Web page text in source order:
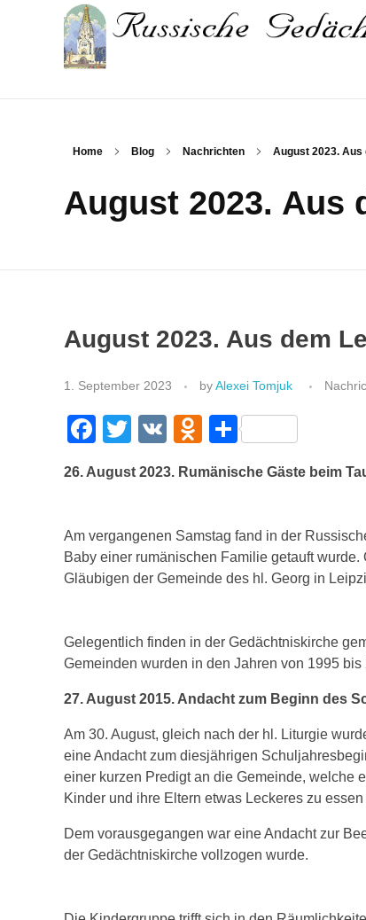
Home Blog Nachrichten August 2023. Aus
August 2023. Aus
August 2023. Aus dem
1. September 2023 byAlexei Tomjuk
F
c
b
o
T
tt
V
O
n
kl
a
ki
T
e
26. August 2023. Rumänische Gäste beim
Am vergangenen Samstag fand in der
Baby einer rumänischen Familie getauft
Gläubigen der Gemeinde des hl. Georg in
Gelegentlich finden in der Gedächtniskirche
Gemeinden wurden in den Jahren von 1995
27. August 2015. Andacht zum Beginn des
Am 30. August, gleich nach der hl. Liturgie
eine Andacht zum diesjährigen
einer kurzen Predigt an die Gemeinde, welche
Kinder und ihre Eltern etwas Leckeres zu
Dem vorausgegangen war eine Andacht zur
der Gedächtniskirche vollzogen wurde.